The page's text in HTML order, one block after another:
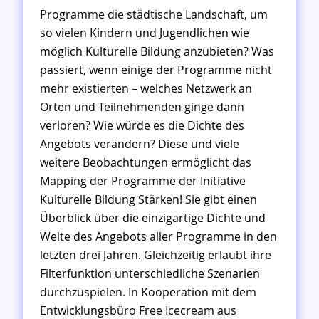
l
i
n
u
l
u
r
e
l
l
B
i
l
d
u
S
t
ä
r
Programme die städtische Landschaft, um
so vielen Kindern und Jugendlichen wie
möglich Kulturelle Bildung anzubieten? Was
passiert, wenn einige der Programme nicht
mehr existierten – welches Netzwerk an
Orten und Teilnehmenden ginge dann
verloren? Wie würde es die Dichte des
Angebots verändern? Diese und viele
weitere Beobachtungen ermöglicht das
Mapping der Programme der Initiative
Kulturelle Bildung Stärken! Sie gibt einen
Überblick über die einzigartige Dichte und
Weite des Angebots aller Programme in den
letzten drei Jahren. Gleichzeitig erlaubt ihre
Filterfunktion unterschiedliche Szenarien
durchzuspielen. In Kooperation mit dem
Entwicklungsbüro Free Icecream aus